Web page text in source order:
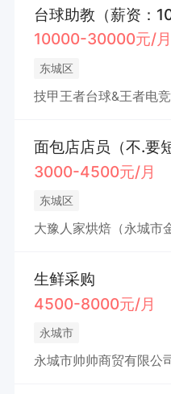
台球助教（薪资：
10000-30000元/月
东城区
面包店店员（不.要
3000-4500元/月
东城区
生鲜采购
4500-8000元/月
永城市
永城市帅帅商贸有限公